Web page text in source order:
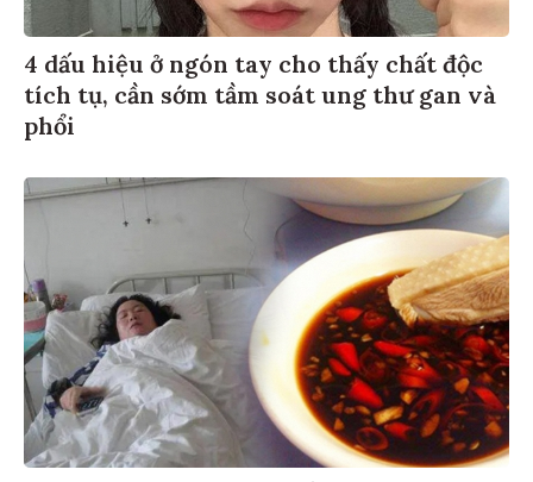
4 dấu hiệu ở ngón tay cho thấy chất độc
tích tụ, cần sớm tầm soát ung thư gan và
phổi